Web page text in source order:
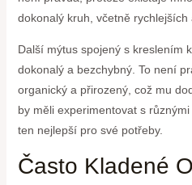
dokonalý kruh, včetně rychlejších
Další mýtus spojený s kreslením
dokonalý a bezchybný. To není
organický a přirozený, což mu
by měli experimentovat s
ten nejlepší pro své potřeby.
Často Kladené